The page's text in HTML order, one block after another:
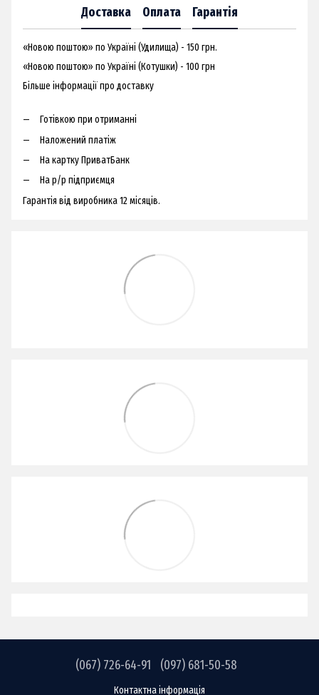
Доставка Оплата Гарантія
«Новою поштою» по Україні (Удилища) - 150 грн.
«Новою поштою» по Україні (Котушки) - 100 грн
Більше інформації про доставку
Готівкою при отриманні
Наложений платіж
На картку ПриватБанк
На р/р підприємця
Гарантія від виробника 12 місяців.
(067) 726-64-91 (097) 681-50-58
Контактна інформація